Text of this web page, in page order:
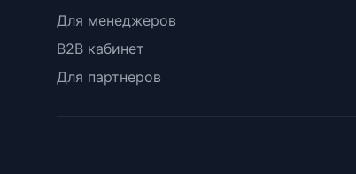
Для менеджеров
B2B кабинет
Для партнеров